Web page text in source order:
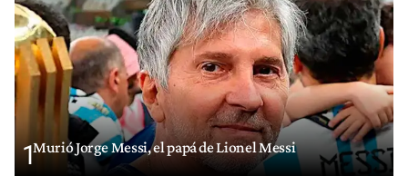
1Murió Jorge Messi, el papá de Lionel Messi